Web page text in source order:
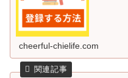
cheerful-chielife.com